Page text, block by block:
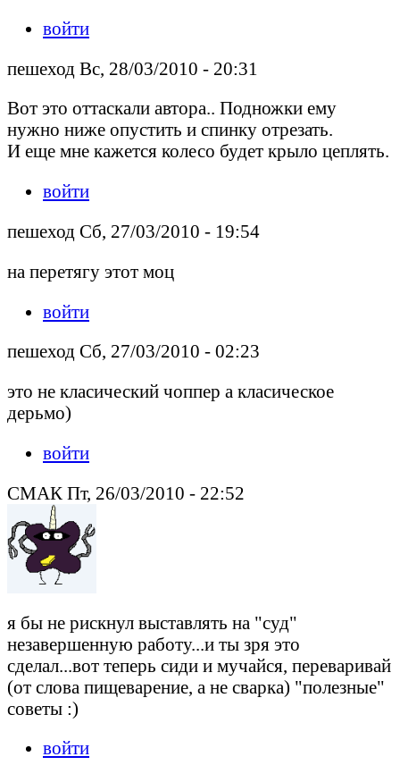
войти
пешеход Вс, 28/03/2010 - 20:31
Вот это оттаскали автора.. Подножки ему
нужно ниже опустить и спинку отрезать.
И еще мне кажется колесо будет крыло цеплять.
войти
пешеход Сб, 27/03/2010 - 19:54
на перетягу этот моц
войти
пешеход Сб, 27/03/2010 - 02:23
это не класический чоппер а класическое
дерьмо)
войти
СМАК Пт, 26/03/2010 - 22:52
я бы не рискнул выставлять на "суд"
незавершенную работу...и ты зря это
сделал...вот теперь сиди и мучайся, переваривай
(от слова пищеварение, а не сварка) "полезные"
советы :)
войти